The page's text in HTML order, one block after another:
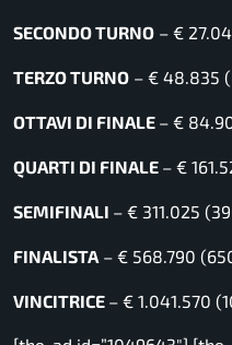
SECONDO TURNO – €
TERZO TURNO – € 48.835
OTTAVI DI FINALE – €
QUARTI DI FINALE – €
SEMIFINALI – € 311.025
FINALISTA – € 568.790
VINCITRICE – € 1.041.570